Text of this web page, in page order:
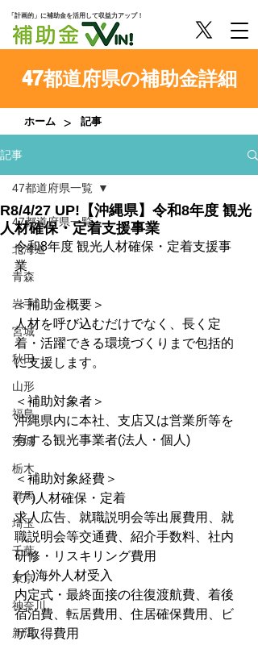
「計画的」に補助金を活用して収益力アップ！
47都道府県の補助金詳細
ホーム > 記事
記事
47都道府県一覧
北海道
青森
岩手
宮城
秋田
山形
福島
茨城
栃木
群馬
埼玉
千葉
東京
神奈川
新潟
47都道府県一覧
R8/4/27 UP!【沖縄県】令和8年度 観光
人材確保・定着支援事業
令和8年度 観光人材確保・定着支援事
業
＜補助金概要＞
人材を呼び込むだけでなく、長く定
着・活躍できる環境づくりまで包括的
に支援します。
＜補助対象者＞
沖縄県内に本社、支店又は営業所等を
有する観光事業者(法人・個人)
＜補助対象経費＞
(ア)人材確保・定着
求人広告、就職説明会等出展費用、就
職説明会等交通費、紹介手数料、社内
研修・リスキリング費用
(イ)海外人材受入
内定式・最終面接の往復渡航費、着後
宿泊費、転居費用、住居確保費用、ビ
ザ取得費用